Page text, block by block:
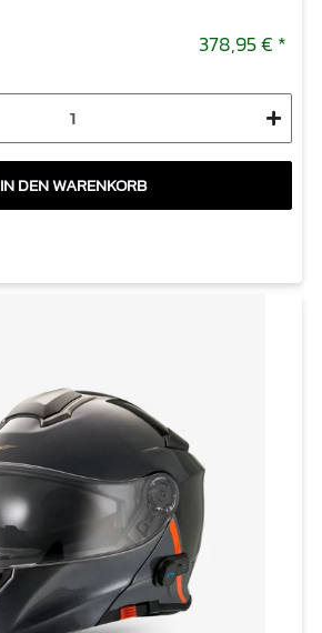
378,95 € *
IN DEN WARENKORB